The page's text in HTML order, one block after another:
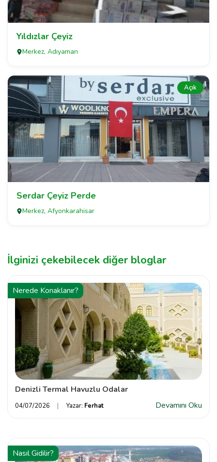
Yıldızlar Çeyiz
Merkez, Adıyaman
Açık
Serdar Çeyiz Perde
Merkez, Afyonkarahisar
İlginizi çekebilecek diğer bloglar
Nerede Konaklanır?
Denizli Termal Havuzlu Odalar
04/07/2026 Yazar: Ferhat Devamını Oku
Nasıl Gidilir?